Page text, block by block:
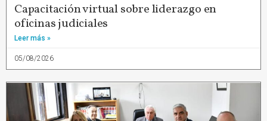
Capacitación virtual sobre liderazgo en
oficinas judiciales
Leer más »
05/08/2026